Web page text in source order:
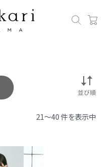
21～40 件を表示中